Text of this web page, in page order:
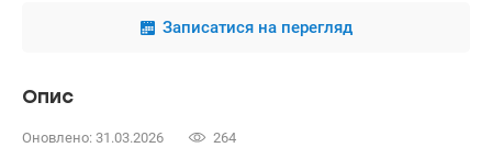
Записатися на перегляд
Опис
Оновлено: 31.03.2026 264